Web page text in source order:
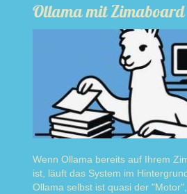
Ollama mit Zimaboard
Wenn Ollama bereits auf Ihrem
ist, läuft das System im
Ollama selbst ist quasi der